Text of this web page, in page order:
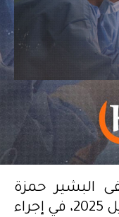
البشير حمزة
للأطفال، اليوم الأربعاء 16 أفريل 2025، في إجراء